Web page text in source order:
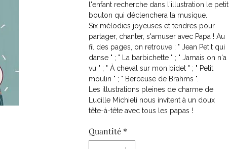
l'enfant recherche dans l'illustration le petit
bouton qui déclenchera la musique.
Six mélodies joyeuses et tendres pour
partager, chanter, s'amuser avec Papa ! Au
fil des pages, on retrouve : " Jean Petit qui
danse " ; " La barbichette " ; " Jamais on n'a
vu " ; " À cheval sur mon bidet " ; " Petit
moulin " ; " Berceuse de Brahms ".
Les illustrations pleines de charme de
Lucille Michieli nous invitent à un doux
tête-à-tête avec tous les papas !
Quantité *